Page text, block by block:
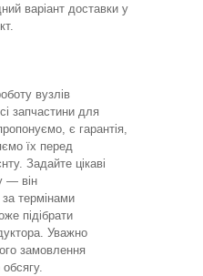
варіант доставки у
вузлів
запчастини для
є гарантія,
їх перед
Задайте цікаві
— він
термінами
підібрати
Уважно
замовлення